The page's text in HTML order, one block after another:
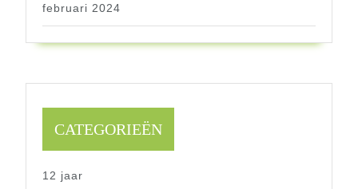
februari 2024
CATEGORIEËN
12 jaar